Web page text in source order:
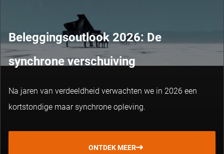
Beleggingsoutlook 2026: De
synchrone verschuiving
Na jaren van verdeeldheid verwachten we in 2026 een
kortstondige maar synchrone opleving.
ONTDEK MEER